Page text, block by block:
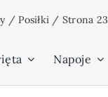
/Posiłki / Strona 23
Napoje